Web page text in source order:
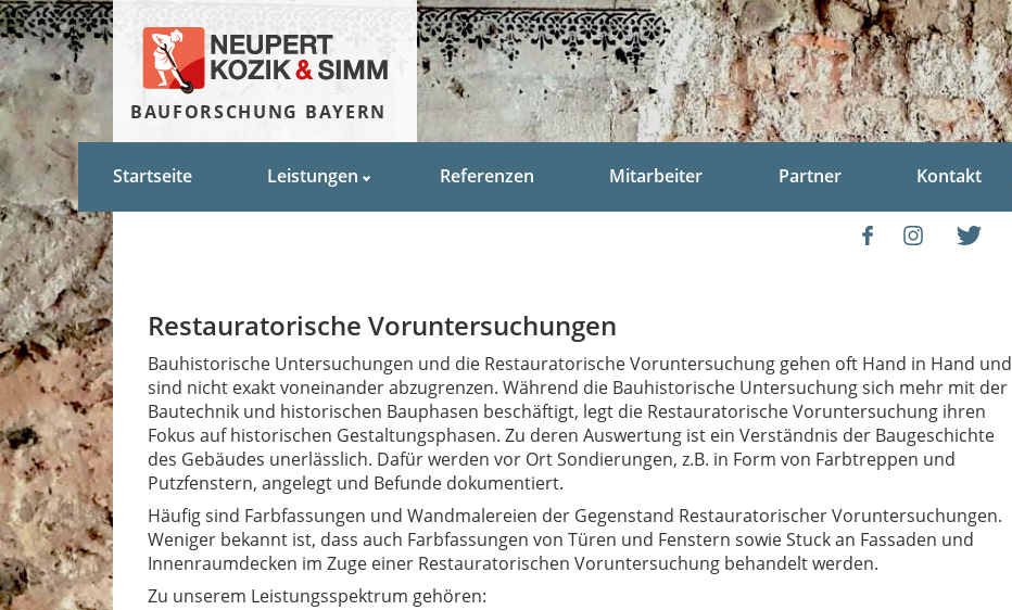
BAUFORSCHUNG BAYERN
Startseite Leistungen Referenzen Mitarbeiter Partner Kontakt
Restauratorische Voruntersuchungen
Bauhistorische Untersuchungen und die Restauratorische Voruntersuchung gehen oft Hand in Hand und
sind nicht exakt voneinander abzugrenzen. Während die Bauhistorische Untersuchung sich mehr mit der
Bautechnik und historischen Bauphasen beschäftigt, legt die Restauratorische Voruntersuchung ihren
Fokus auf historischen Gestaltungsphasen. Zu deren Auswertung ist ein Verständnis der Baugeschichte
des Gebäudes unerlässlich. Dafür werden vor Ort Sondierungen, z.B. in Form von Farbtreppen und
Putzfenstern, angelegt und Befunde dokumentiert.
Häufig sind Farbfassungen und Wandmalereien der Gegenstand Restauratorischer Voruntersuchungen.
Weniger bekannt ist, dass auch Farbfassungen von Türen und Fenstern sowie Stuck an Fassaden und
Innenraumdecken im Zuge einer Restauratorischen Voruntersuchung behandelt werden.
Zu unserem Leistungsspektrum gehören: